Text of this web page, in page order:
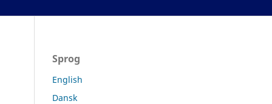
Sprog
English
Dansk